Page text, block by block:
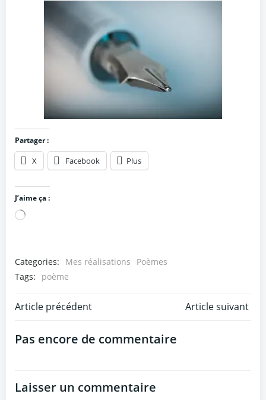
Partager :
X Facebook Plus
J’aime ça :
Chargement…
Categories: Mes réalisations
Poèmes
Tags:
poème
Post
navigation
Article précédent
navigation
Article suivant
Pas encore de commentaire
Laisser un commentaire